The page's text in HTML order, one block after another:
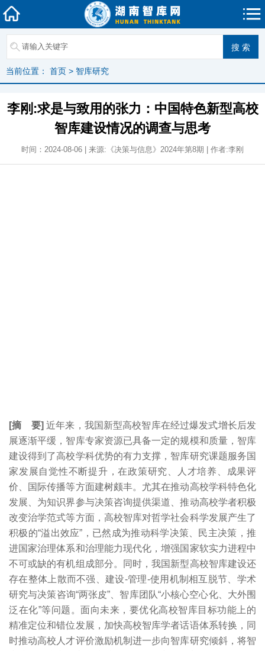
当前位置： 首页 > 智库研究
李刚:求是与致用的张力：中国特色新型高校
智库建设情况的调查与思考
时间：2024-08-06 | 来源:《决策与信息》2024年第8期 | 作者:李刚
[摘 要] 近年来，我国新型高校智库在经过爆发式增长后发
展逐渐平缓，智库专家资源已具备一定的规模和质量，智库
建设得到了高校学科优势的有力支撑，智库研究课题服务国
家发展自觉性不断提升，在政策研究、人才培养、成果评
价、国际传播等方面建树颇丰。尤其在推动高校学科特色化
发展、为知识界参与决策咨询提供渠道、推动高校学者积极
改变治学范式等方面，高校智库对哲学社会科学发展产生了
积极的“溢出效应”，已然成为推动科学决策、民主决策，推
进国家治理体系和治理能力现代化，增强国家软实力进程中
不可或缺的有机组成部分。同时，我国新型高校智库建设还
存在整体上散而不强、建设-管理-使用机制相互脱节、学术
研究与决策咨询“两张皮”、智库团队“小核心空心化、大外围
泛在化”等问题。面向未来，要优化高校智库目标功能上的
精准定位和错位发展，加快高校智库学者话语体系转换，同
时推动高校人才评价激励机制进一步向智库研究倾斜，将智